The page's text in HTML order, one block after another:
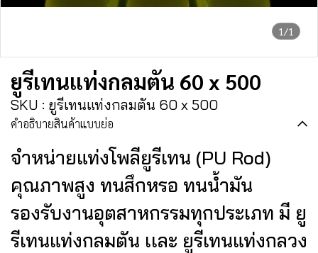
1/1
ยูรีเทนแท่งกลมตัน 60 x 500
SKU : ยูรีเทนแท่งกลมตัน 60 x 500
คำอธิบายสินค้าแบบย่อ
จำหน่ายแท่งโพลียูรีเทน (PU Rod)
คุณภาพสูง ทนสึกหรอ ทนน้ำมัน
รองรับงานอุตสาหกรรมทุกประเภท มี ยู
รีเทนแท่งกลมตัน เเละ ยูรีเทนแท่งกลวง